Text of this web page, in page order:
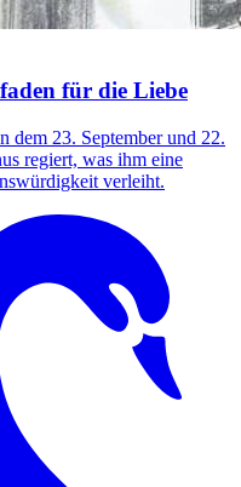
für die Liebe
dem 23. September und 22.
regiert, was ihm eine
verleiht.